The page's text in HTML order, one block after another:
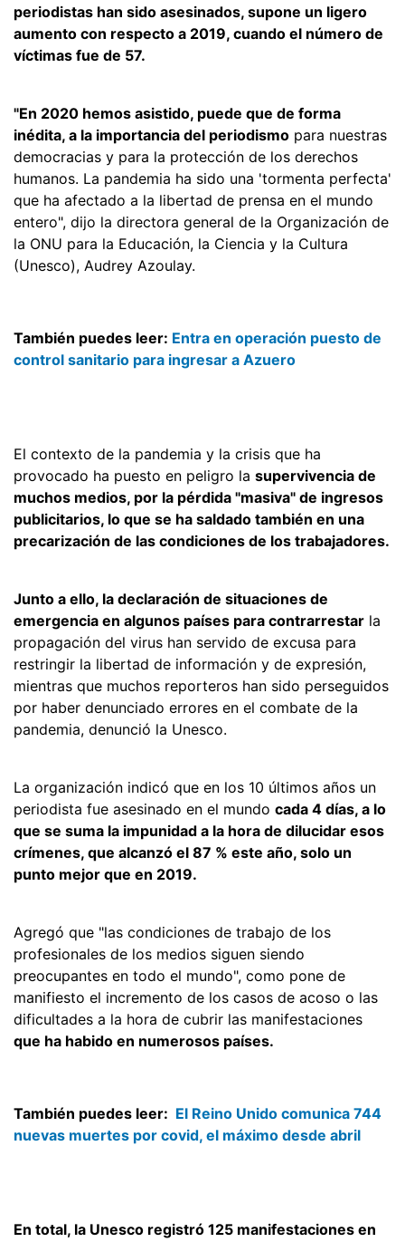
periodistas han sido asesinados, supone un ligero
aumento con respecto a 2019, cuando el número de
víctimas fue de 57.
"En 2020 hemos asistido, puede que de forma
inédita, a la importancia del periodismo para nuestras
democracias y para la protección de los derechos
humanos. La pandemia ha sido una 'tormenta perfecta'
que ha afectado a la libertad de prensa en el mundo
entero", dijo la directora general de la Organización de
la ONU para la Educación, la Ciencia y la Cultura
(Unesco), Audrey Azoulay.
También puedes leer: Entra en operación puesto de
control sanitario para ingresar a Azuero
El contexto de la pandemia y la crisis que ha
provocado ha puesto en peligro la supervivencia de
muchos medios, por la pérdida "masiva" de ingresos
publicitarios, lo que se ha saldado también en una
precarización de las condiciones de los trabajadores.
Junto a ello, la declaración de situaciones de
emergencia en algunos países para contrarrestar la
propagación del virus han servido de excusa para
restringir la libertad de información y de expresión,
mientras que muchos reporteros han sido perseguidos
por haber denunciado errores en el combate de la
pandemia, denunció la Unesco.
La organización indicó que en los 10 últimos años un
periodista fue asesinado en el mundo cada 4 días, a lo
que se suma la impunidad a la hora de dilucidar esos
crímenes, que alcanzó el 87 % este año, solo un
punto mejor que en 2019.
Agregó que "las condiciones de trabajo de los
profesionales de los medios siguen siendo
preocupantes en todo el mundo", como pone de
manifiesto el incremento de los casos de acoso o las
dificultades a la hora de cubrir las manifestaciones
que ha habido en numerosos países.
También puedes leer: El Reino Unido comunica 744
nuevas muertes por covid, el máximo desde abril
En total, la Unesco registró 125 manifestaciones en